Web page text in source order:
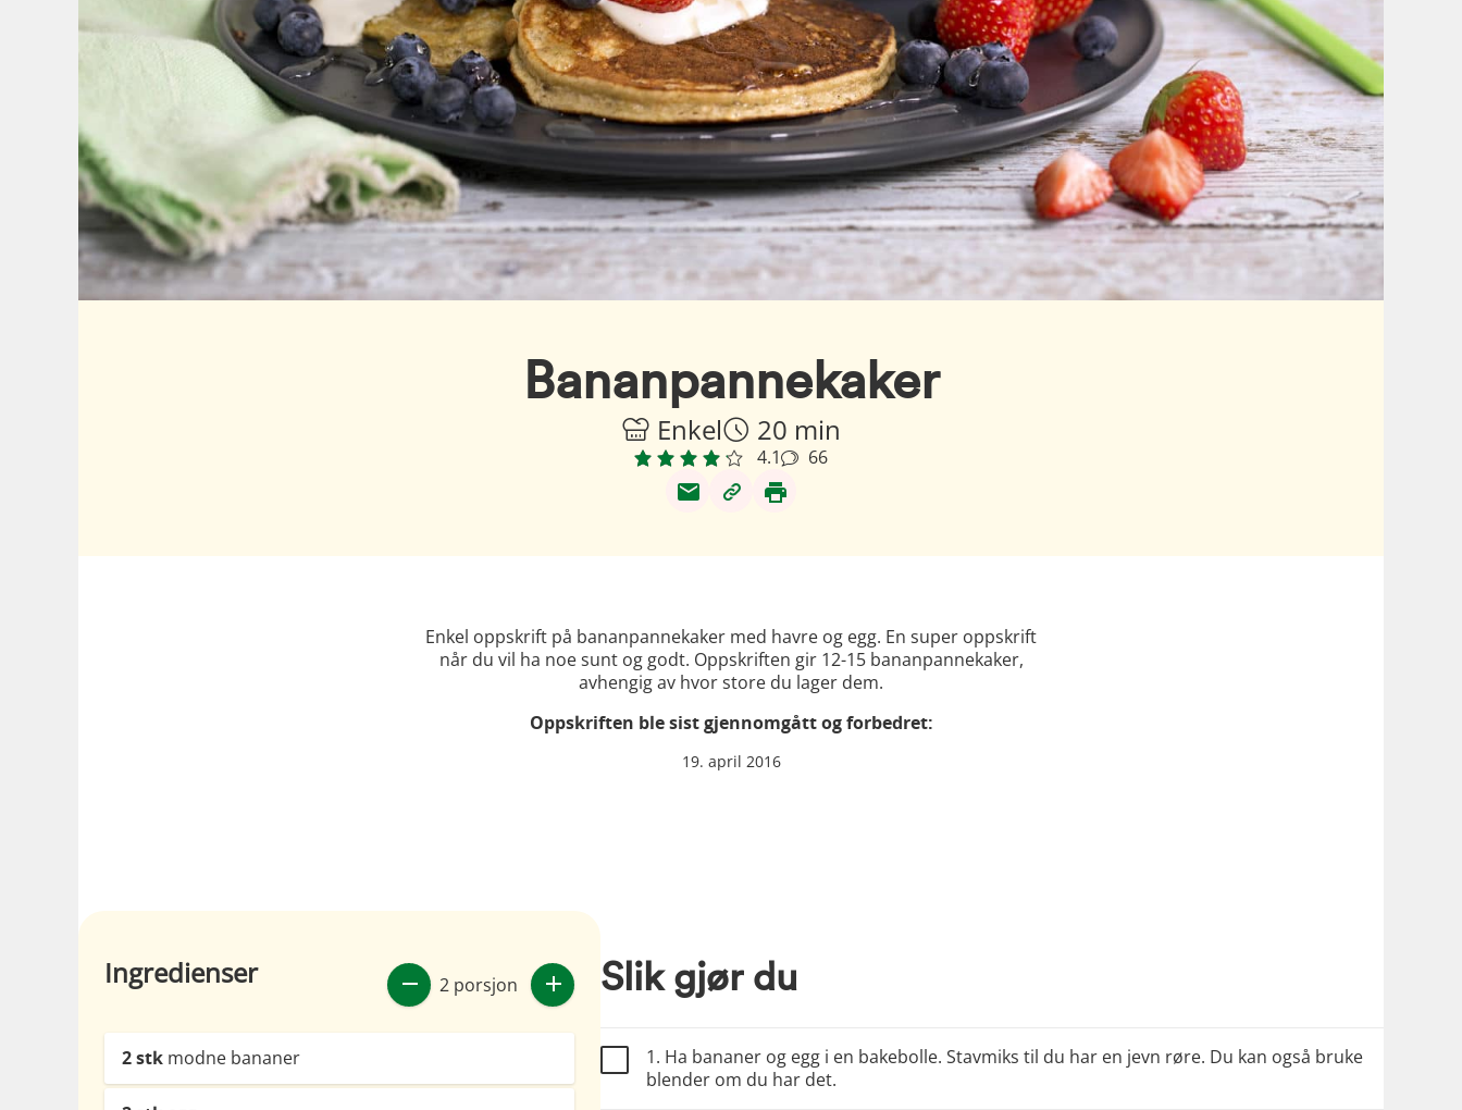
Bananpannekaker
Enkel 20 min
4.1 66
Enkel oppskrift på bananpannekaker med havre og egg. En super oppskrift
når du vil ha noe sunt og godt. Oppskriften gir 12-15 bananpannekaker,
avhengig av hvor store du lager dem.
Oppskriften ble sist gjennomgått og forbedret:
19. april 2016
Ingredienser 2 porsjon
2stk modne bananer
Slik gjør du
1. Ha bananer og egg i en bakebolle. Stavmiks til du har en jevn røre. Du kan også bruke
blender om du har det.